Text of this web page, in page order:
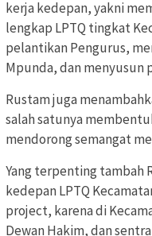
kerja kedepan, yakni
lengkap LPTQ tingkat
pelantikan Pengurus,
Mpunda, dan menyusun
Rustam juga
salah satunya
mendorong semangat
Yang terpenting tambah
kedepan LPTQ
project, karena di
Dewan Hakim, dan